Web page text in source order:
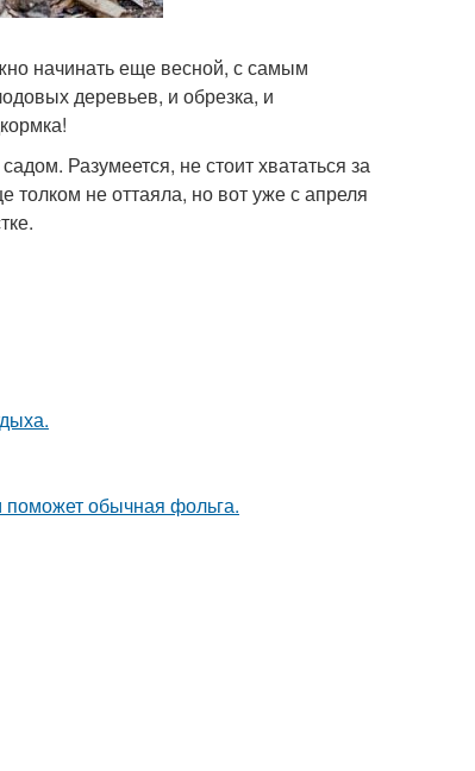
начинать еще весной, с самым
деревьев, и обрезка, и
Разумеется, не стоит хвататься за
не оттаяла, но вот уже с апреля
поможет обычная фольга.